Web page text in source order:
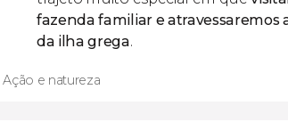
fazenda familiar e atravessaremos
da ilha grega.
Ação e natureza